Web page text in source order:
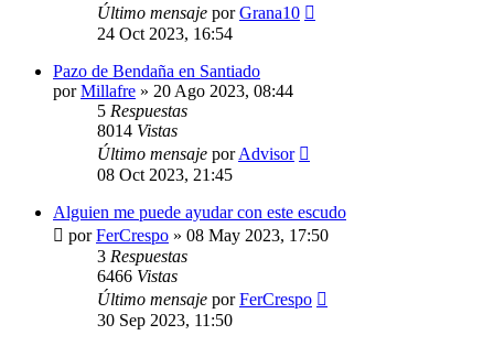
Último mensaje porGrana10
24 Oct 2023, 16:54
Pazo de Bendaña en Santiado
porMillafre » 20 Ago 2023, 08:44
5 Respuestas
8014 Vistas
Último mensaje porAdvisor
08 Oct 2023, 21:45
Alguien me puede ayudar con este escudo
porFerCrespo » 08 May 2023, 17:50
3 Respuestas
6466 Vistas
Último mensaje porFerCrespo
30 Sep 2023, 11:50